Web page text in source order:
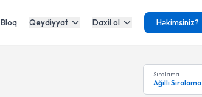
Bloq Qeydiyyat Daxil ol Həkimsiniz?
Sıralama
Ağıllı Sıralama